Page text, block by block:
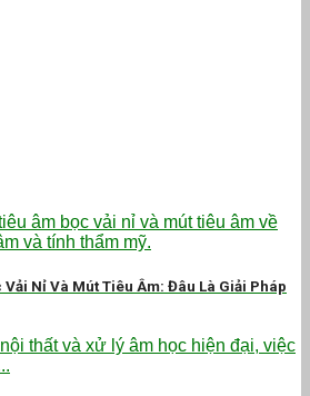
Vải Nỉ Và Mút Tiêu Âm: Đâu Là Giải Pháp
thất và xử lý âm học hiện đại, việc